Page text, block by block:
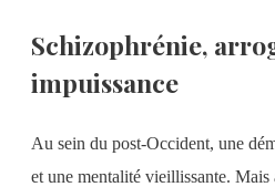
Schizophrénie,
impuissance
Au sein du post-Occident, une
et une mentalité vieillissante. Mais